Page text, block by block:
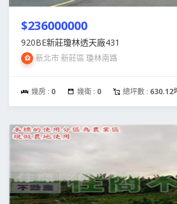
$236000000
920BE新莊瓊林透天廠431
新北市 新莊區 瓊林南路
幾房 : 0 幾衛 : 0 總坪數 : 630.12